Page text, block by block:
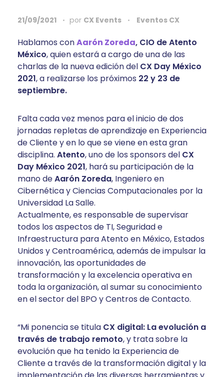
21/09/2021 por CX Events Eventos CX
Hablamos conAarón Zoreda, CIO de Atento
México, quien estará a cargo de una de las
charlas de la nueva edición del CX Day México
2021, a realizarse los próximos 22 y 23 de
septiembre.
Falta cada vez menos para el inicio de dos
jornadas repletas de aprendizaje en Experiencia
de Cliente y en lo que se viene en esta gran
disciplina. Atento, uno de los sponsors del CX
Day México 2021, hará su participación de la
mano deAarón Zoreda, Ingeniero en
Cibernética y Ciencias Computacionales por la
Universidad La Salle.
Actualmente, es responsable de supervisar
todos los aspectos de TI, Seguridad e
Infraestructura para Atento en México, Estados
Unidos y Centroamérica, además de impulsar la
innovación, las oportunidades de
transformación y la excelencia operativa en
toda la organización, al sumar su conocimiento
en el sector del BPO y Centros de Contacto.
“Mi ponencia se titula CX digital: La evolución a
través de trabajo remoto, y trata sobre la
evolución que ha tenido la Experiencia de
Cliente a través de la transformación digital y la